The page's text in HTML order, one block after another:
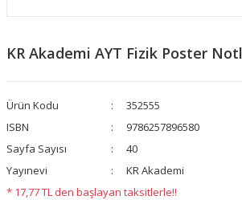
KR Akademi AYT Fizik Poster
Ürün Kodu
352555
ISBN
9786257896580
Sayfa Sayısı
40
Yayınevi
KR Akademi
* 17,77 TL den başlayan taksitlerle!!